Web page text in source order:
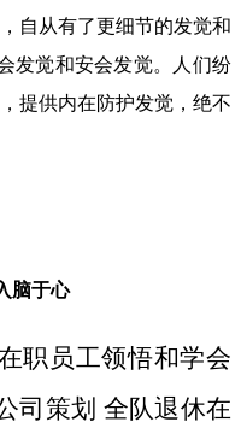
自从有了更细节的发觉和
发觉和安会发觉。人们纷
提供内在防护发觉，绝不
脑于心
职员工领悟和学会
司策划 全队退休在